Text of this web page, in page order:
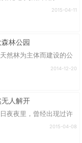
2015-04-11
林公园
然林为主体而建设的公
2014-12-20
人解开
夜夜里，曾经出现过许
2015-04-08